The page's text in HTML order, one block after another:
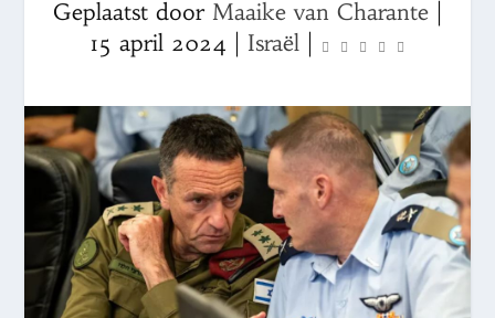
Geplaatst door Maaike van Charante
15 april 2024
Israël|